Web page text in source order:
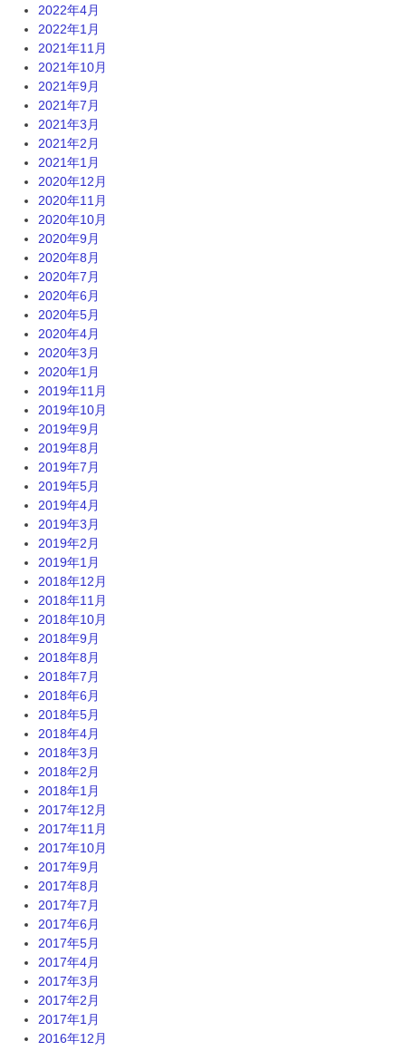
2022年4月
2022年1月
2021年11月
2021年10月
2021年9月
2021年7月
2021年3月
2021年2月
2021年1月
2020年12月
2020年11月
2020年10月
2020年9月
2020年8月
2020年7月
2020年6月
2020年5月
2020年4月
2020年3月
2020年1月
2019年11月
2019年10月
2019年9月
2019年8月
2019年7月
2019年5月
2019年4月
2019年3月
2019年2月
2019年1月
2018年12月
2018年11月
2018年10月
2018年9月
2018年8月
2018年7月
2018年6月
2018年5月
2018年4月
2018年3月
2018年2月
2018年1月
2017年12月
2017年11月
2017年10月
2017年9月
2017年8月
2017年7月
2017年6月
2017年5月
2017年4月
2017年3月
2017年2月
2017年1月
2016年12月